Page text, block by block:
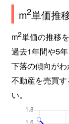
m2単価推
m2単価の推移
過去1年間や5
下落の傾向がわ
不動産を売買
い。